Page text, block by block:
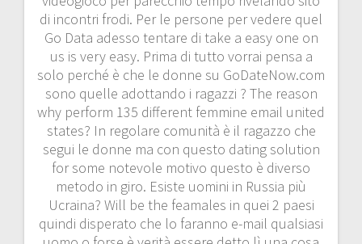
di incontri frodi. Per le persone per vedere quel
Go Data adesso tentare di take a easy one on
us is very easy. Prima di tutto vorrai pensa a
solo perché è che le donne su GoDateNow.com
sono quelle adottando i ragazzi ? The reason
why perform 135 different femmine email united
states? In regolare comunità è il ragazzo che
segui le donne ma con questo dating solution
for some notevole motivo questo è diverso
metodo in giro. Esiste uomini in Russia più
Ucraina? Will be the feamales in quei 2 paesi
quindi disperato che lo faranno e-mail qualsiasi